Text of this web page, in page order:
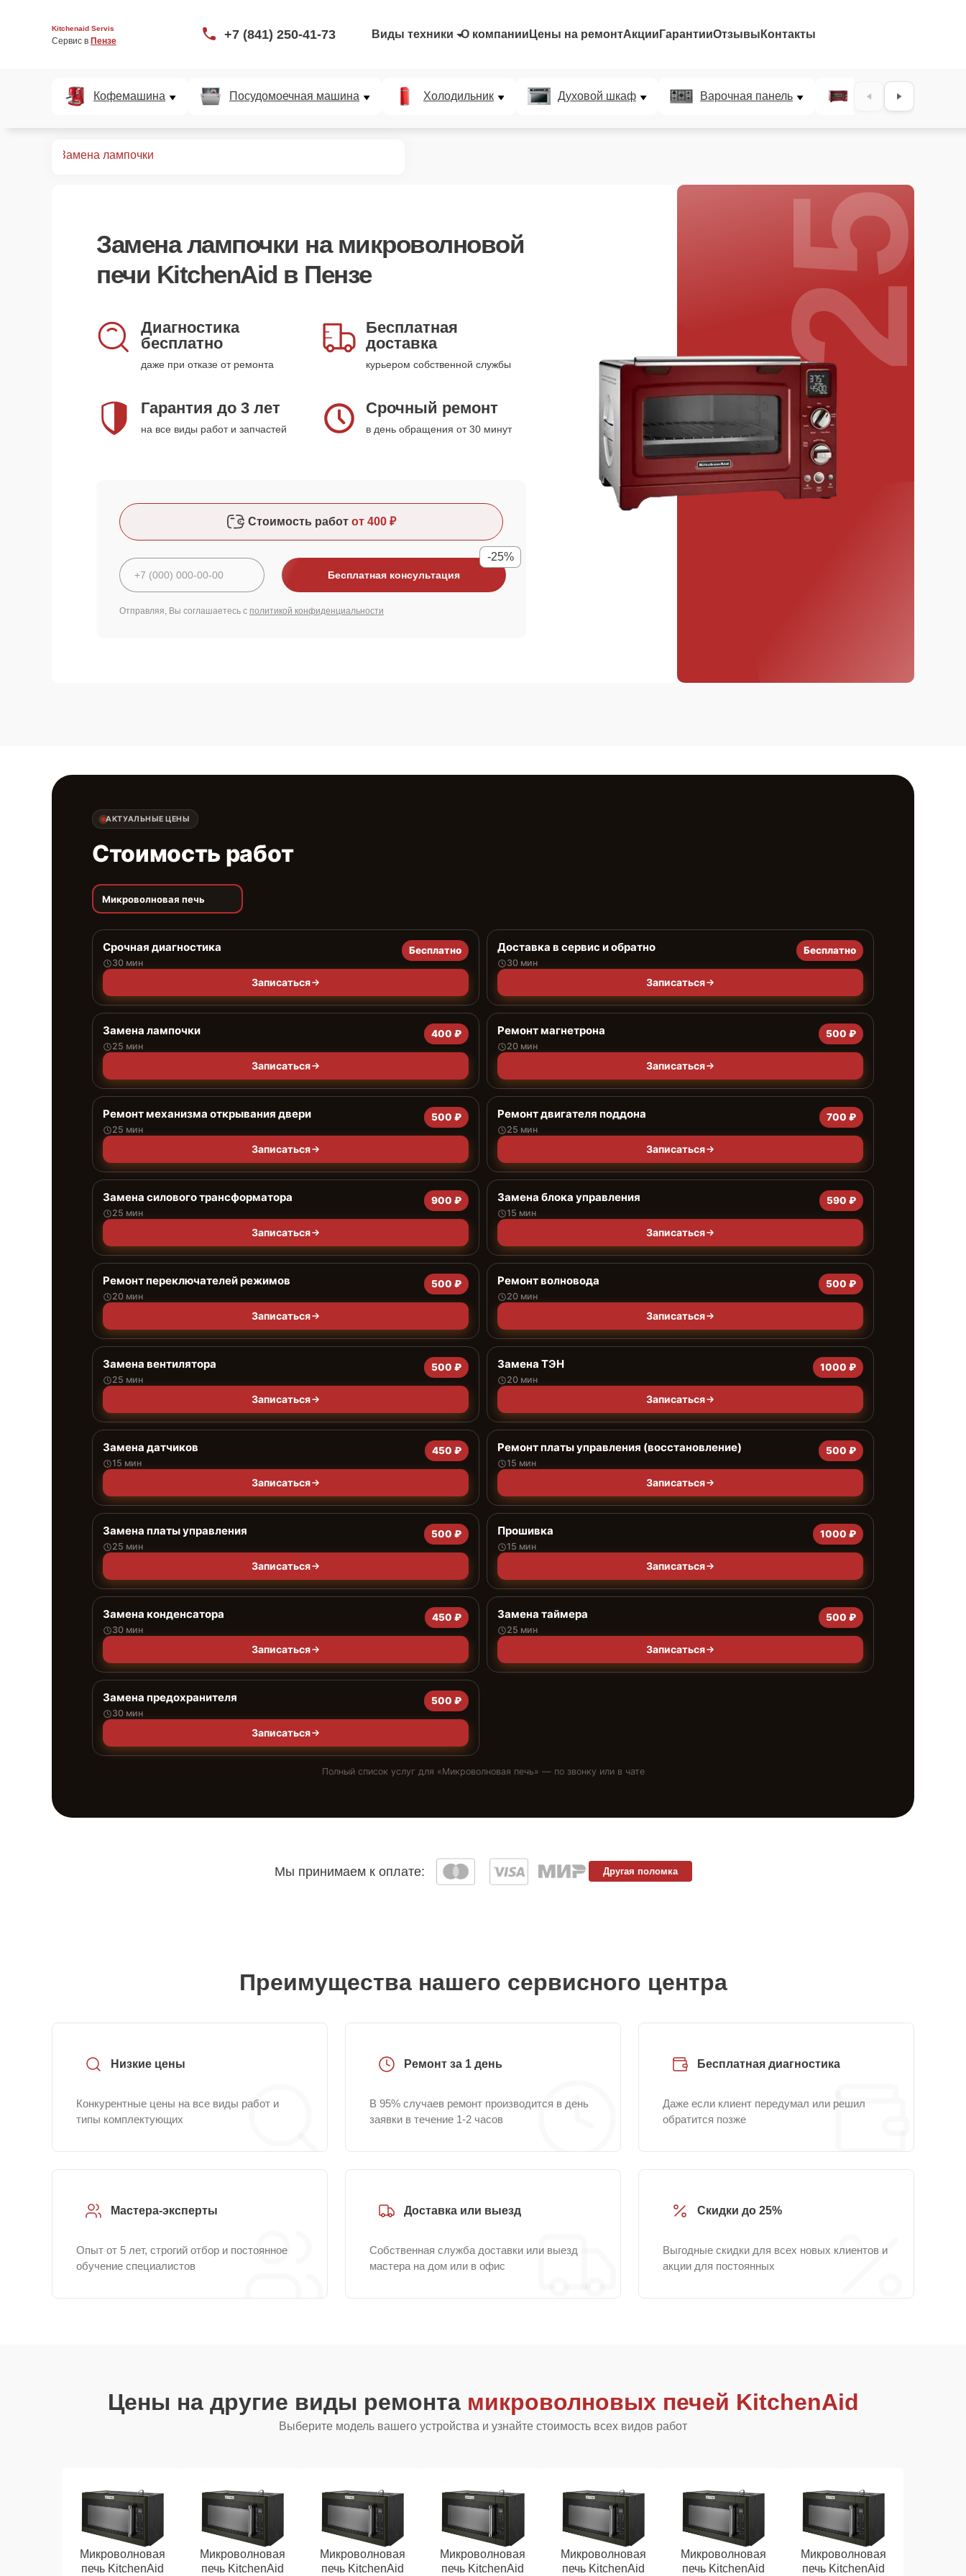
Kitchenaid Servis
Сервис в Пензе +7 (841) 250-41-73 Виды техники О компании Цены на ремонтАкции ГарантииОтзывы Контакты
Кофемашина Посудомоечная машина Холодильник Духовой шкаф Варочная панель Микроволновая
Замена лампочки
Замена лампочки на микроволновой
печи KitchenAid в Пензе
Диагностика
бесплатно
даже при отказе от ремонта
Бесплатная
доставка
курьером собственной службы
Гарантия до 3 лет
на все виды работ и запчастей
Срочный ремонт
в день обращения от 30 минут
Стоимость работ от 400 ₽
Бесплатная консультация
-25%
Отправляя, Вы соглашаетесь с политикой конфиденциальности
25%
АКТУАЛЬНЫЕ ЦЕНЫ
Стоимость работ
Микроволновая печь
Срочная диагностика
30 мин
Бесплатно
Записаться
Доставка в сервис и обратно
30 мин
Бесплатно
Записаться
Замена лампочки
25 мин
400 ₽
Записаться
Ремонт магнетрона
20 мин
500 ₽
Записаться
Ремонт механизма открывания двери
25 мин
500 ₽
Записаться
Ремонт двигателя поддона
25 мин
700 ₽
Записаться
Замена силового трансформатора
25 мин
900 ₽
Записаться
Замена блока управления
15 мин
590 ₽
Записаться
Ремонт переключателей режимов
20 мин
500 ₽
Записаться
Ремонт волновода
20 мин
500 ₽
Записаться
Замена вентилятора
25 мин
500 ₽
Записаться
Замена ТЭН
20 мин
1000 ₽
Записаться
Замена датчиков
15 мин
450 ₽
Записаться
Ремонт платы управления (восстановление)
15 мин
500 ₽
Записаться
Замена платы управления
25 мин
500 ₽
Записаться
Прошивка
15 мин
1000 ₽
Записаться
Замена конденсатора
30 мин
450 ₽
Записаться
Замена таймера
25 мин
500 ₽
Записаться
Замена предохранителя
30 мин
500 ₽
Записаться
Полный список услуг для «Микроволновая печь» — по звонку или в чате
Мы принимаем к оплате: Другая поломка
Преимущества нашего сервисного центра
Низкие цены
Конкурентные цены на все виды работ и
типы комплектующих
Ремонт за 1 день
В 95% случаев ремонт производится в день
заявки в течение 1-2 часов
Бесплатная диагностика
Даже если клиент передумал или решил
обратится позже
Мастера-эксперты
Опыт от 5 лет, строгий отбор и постоянное
обучение специалистов
Доставка или выезд
Собственная служба доставки или выезд
мастера на дом или в офис
Скидки до 25%
Выгодные скидки для всех новых клиентов и
акции для постоянных
Цены на другие виды ремонта микроволновых печей KitchenAid
Выберите модель вашего устройства и узнайте стоимость всех видов работ
Микроволновая
печь KitchenAid
Микроволновая
печь KitchenAid
Микроволновая
печь KitchenAid
Микроволновая
печь KitchenAid
Микроволновая
печь KitchenAid
Микроволновая
печь KitchenAid
Микроволновая
печь KitchenAid